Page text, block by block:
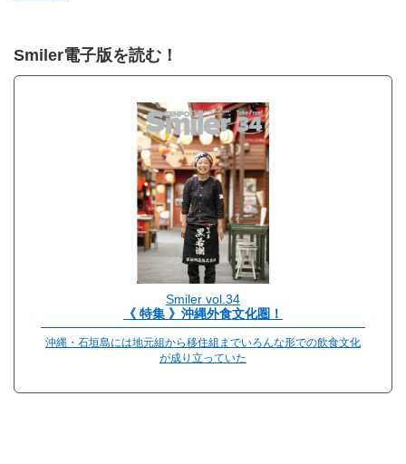
Smiler電子版を読む！
Smiler vol.34
《 特集 》沖縄外食文化圏！
沖縄・石垣島には地元組から移住組までいろんな形での飲食文化
が成り立っていた